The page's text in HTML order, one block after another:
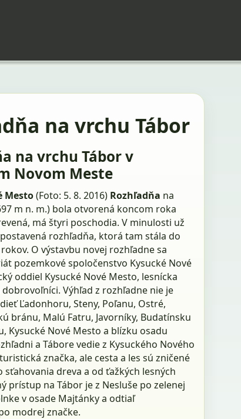
na vrchu Tábor
na vrchu Tábor v
Novom Meste
Mesto(Foto: 5. 8. 2016) Rozhľadňa na
m n. m.) bola otvorená koncom roka
má štyri poschodia. V minulosti už
rozhľadňa, ktorá tam stála do
O výstavbu novej rozhľadne sa
pozemkové spoločenstvo Kysucké Nové
oddiel Kysucké Nové Mesto, lesnícka
dobrovoľníci. Výhľad z rozhľadne nie je
Ľadonhoru, Steny, Poľanu, Ostré,
bránu, Malú Fatru, Javorníky, Budatínsku
Kysucké Nové Mesto a blízku osadu
a Tábore vedie z Kysuckého Nového
značka, ale cesta a les sú zničené
sťahovania dreva a od ťažkých lesných
prístup na Tábor je z Nesluše po zelenej
v osade Majtánky a odtiaľ
modrej značke.